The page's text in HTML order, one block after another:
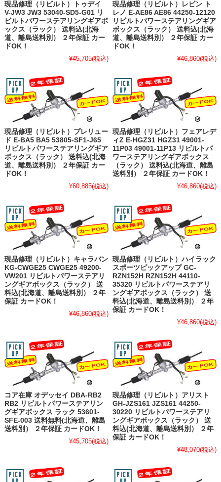
現品修理（リビルト）トゥデイ
V-JW3 JW3 53040-SD5-G01 リ
ビルトパワーステアリングギアボ
ックス（ラック） 送料込(北海
道、離島送料別） ２年保証 カー
ドOK！
¥45,705(税込)
現品修理（リビルト）レビン ト
レノ E-AE86 AE86 44250-12120
リビルトパワーステアリングギア
ボックス（ラック） 送料込(北海
道、離島送料別） ２年保証 カー
ドOK！
¥46,860(税込)
現品修理（リビルト）プレリュー
ド E-BA5 BA5 53805-SF1-J65
リビルトパワーステアリングギア
ボックス（ラック） 送料込(北海
道、離島送料別） ２年保証 カー
ドOK！
¥60,885(税込)
現品修理（リビルト）フェアレデ
ィZ E-HGZ31 HGZ31 49001-
11P03 49001-11P13 リビルトパ
ワーステアリングギアボックス
（ラック） 送料込(北海道、離島
送料別） ２年保証 カードOK！
¥46,860(税込)
現品修理（リビルト）キャラバン
KG-CWGE25 CWGE25 49200-
VW201 リビルトパワーステアリ
ングギアボックス（ラック） 送
料込(北海道、離島送料別） ２年
保証 カードOK！
¥46,860(税込)
現品修理（リビルト）ハイラック
スポーツピックアップ GC-
RZN152H RZN152H 44110-
35320 リビルトパワーステアリ
ングギアボックス（ラック） 送
料込(北海道、離島送料別） ２年
保証 カードOK！
¥46,860(税込)
コア在庫 オデッセイ DBA-RB2
RB2 リビルトパワーステアリン
グギアボックス ラック 53601-
SFE-003 送料無料(北海道、離島
送料別） ２年保証 カードOK！
¥45,705(税込)
現品修理（リビルト）アリスト
GH-JZS161 JZS161 44250-
30220 リビルトパワーステアリ
ングギアボックス（ラック） 送
料込(北海道、離島送料別） ２年
保証 カードOK！
¥48,070(税込)